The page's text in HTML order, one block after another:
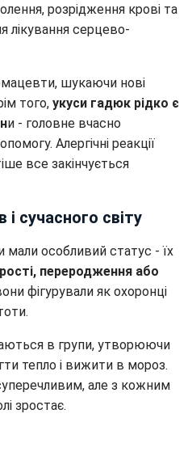
розрідження крові та
лікування серцево-
шукаючи нові
того, укуси гадюк рідко є
и - головне вчасно
Алергічні реакції
все закінчується
і сучасного світу
мали особливий статус - їх
переродження або
фігурували як охоронці
в групи, утворюючи
тепло і вижити в мороз.
але з кожним
зростає.